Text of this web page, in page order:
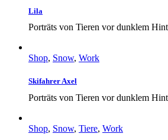
Lila
Porträts von Tieren vor dunklem
Shop, Snow, Work
Skifahrer Axel
Porträts von Tieren vor dunklem
Shop, Snow, Tiere, Work